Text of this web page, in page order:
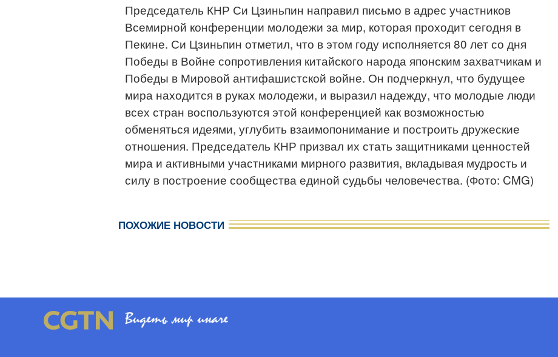
Председатель КНР Си Цзиньпин направил письмо в адрес участников
Всемирной конференции молодежи за мир, которая проходит сегодня в
Пекине. Си Цзиньпин отметил, что в этом году исполняется 80 лет со дня
Победы в Войне сопротивления китайского народа японским захватчикам и
Победы в Мировой антифашистской войне. Он подчеркнул, что будущее
мира находится в руках молодежи, и выразил надежду, что молодые люди
всех стран воспользуются этой конференцией как возможностью
обменяться идеями, углубить взаимопонимание и построить дружеские
отношения. Председатель КНР призвал их стать защитниками ценностей
мира и активными участниками мирного развития, вкладывая мудрость и
силу в построение сообщества единой судьбы человечества. (Фото: CMG)
ПОХОЖИЕ НОВОСТИ